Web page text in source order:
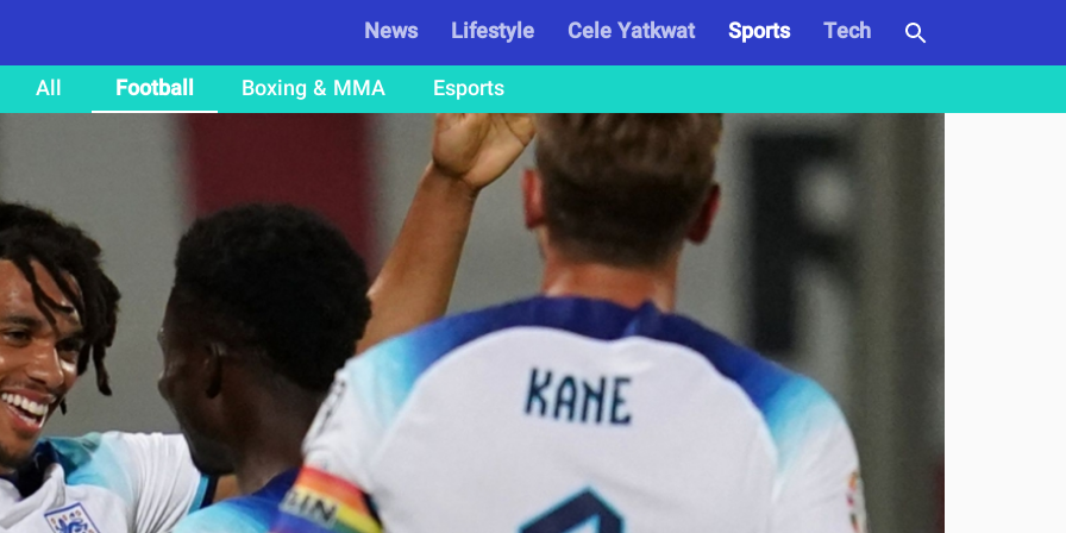
News Lifestyle Cele Yatkwat Sports
Tech
All
Football Boxing & MMA Esports